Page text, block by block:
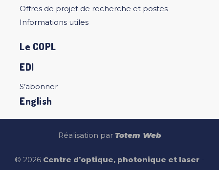
Offres de projet de recherche et postes
Informations utiles
Le COPL
EDI
S’abonner
English
Réalisation par Totem Web
© 2026 Centre d’optique, photonique et laser -